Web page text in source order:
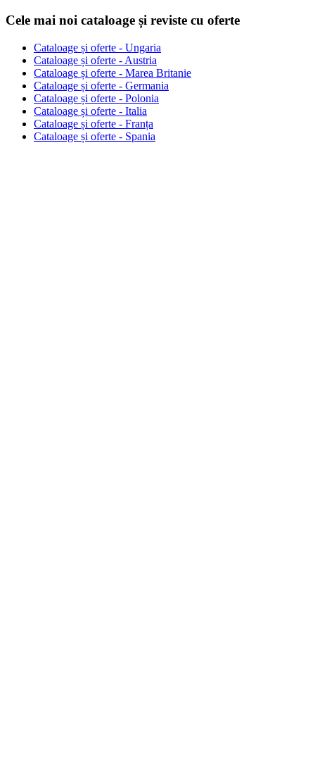
Cele mai noi cataloage și reviste cu oferte
Cataloage și oferte - Ungaria
Cataloage și oferte - Austria
Cataloage și oferte - Marea Britanie
Cataloage și oferte - Germania
Cataloage și oferte - Polonia
Cataloage și oferte - Italia
Cataloage și oferte - Franța
Cataloage și oferte - Spania